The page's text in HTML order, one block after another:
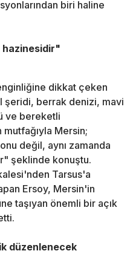
biri haline
dikkat çeken
şeridi, berrak denizi, mavi
ve bereketli
Mersin;
değil, aynı zamanda
şeklinde konuştu.
Tarsus'a
Ersoy, Mersin'in
taşıyan önemli bir açık
düzenlenecek